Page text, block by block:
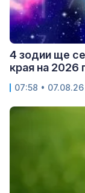
4 зодии ще
края на 2026
07:58 • 07.08.26